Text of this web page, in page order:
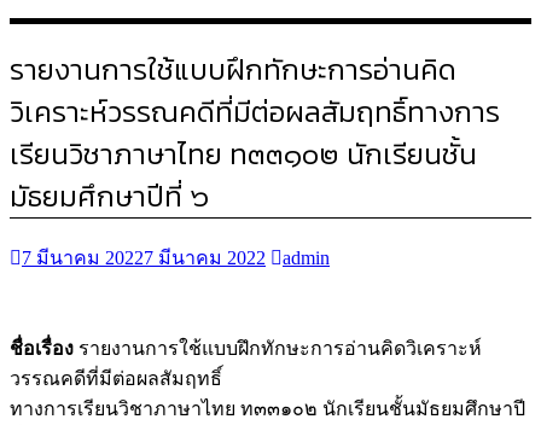
รายงานการใช้แบบฝึกทักษะการอ่านคิด
วิเคราะห์วรรณคดีที่มีต่อผลสัมฤทธิ์ทางการ
เรียนวิชาภาษาไทย ท๓๓๑๐๒ นักเรียนชั้น
มัธยมศึกษาปีที่ ๖
7 มีนาคม 20227 มีนาคม 2022 admin
ชื่อเรื่อง รายงานการใช้แบบฝึกทักษะการอ่านคิดวิเคราะห์
วรรณคดีที่มีต่อผลสัมฤทธิ์
ทางการเรียนวิชาภาษาไทย ท๓๓๑๐๒ นักเรียนชั้นมัธยมศึกษาปี